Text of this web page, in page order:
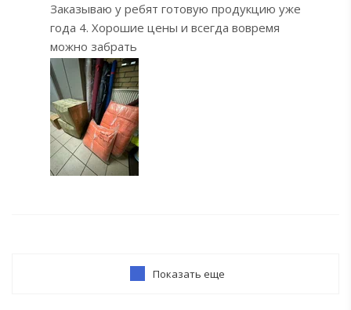
Заказываю у ребят готовую продукцию уже
года 4. Хорошие цены и всегда вовремя
можно забрать
Показать еще